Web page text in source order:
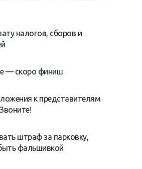
налогов, сборов и
— скоро финиш
к представителям
штраф за парковку,
фальшивкой